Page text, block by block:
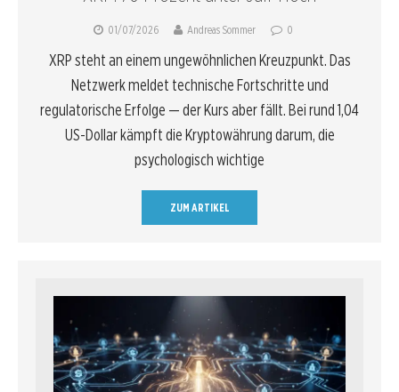
01/07/2026 Andreas Sommer 0
XRP steht an einem ungewöhnlichen Kreuzpunkt. Das
Netzwerk meldet technische Fortschritte und
regulatorische Erfolge — der Kurs aber fällt. Bei rund 1,04
US-Dollar kämpft die Kryptowährung darum, die
psychologisch wichtige
ZUM ARTIKEL